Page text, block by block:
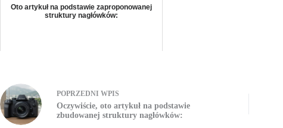
Oto artykuł na podstawie zaproponowanej
struktury nagłówków:
POPRZEDNI WPIS
Oczywiście, oto artykuł na podstawie
zbudowanej struktury nagłówków: